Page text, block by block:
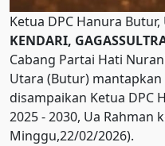
Ketua DPC Hanura Butur,
KENDARI,
Cabang Partai Hati
Utara (Butur)
disampaikan Ketua DPC
2025 - 2030, Ua Rahman
Minggu,22/02/2026).